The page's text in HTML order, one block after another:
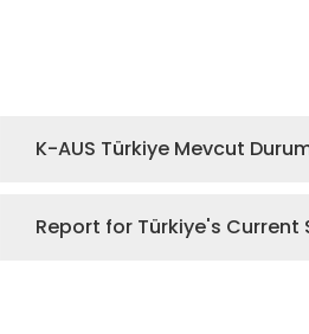
K-AUS Türkiye Mevcut
Report for Türkiye's